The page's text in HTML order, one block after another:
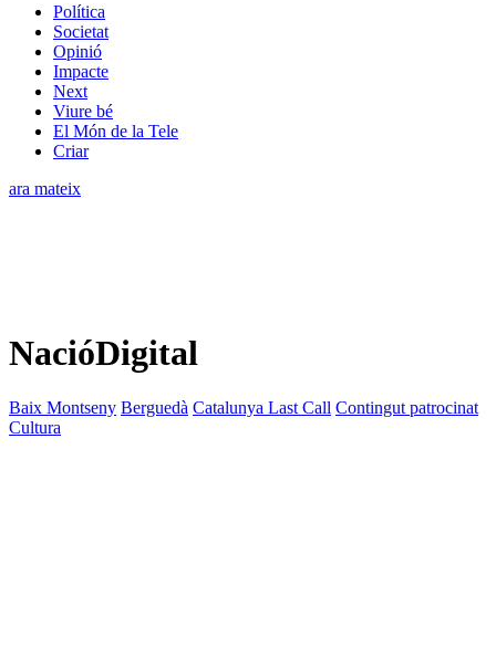
Política
Societat
Opinió
Impacte
Next
Viure bé
El Món de la Tele
Criar
ara mateix
NacióDigital
Baix Montseny Berguedà Catalunya Last Call Contingut patrocinat
Cultura